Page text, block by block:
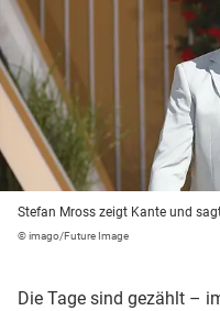
Stefan Mross zeigt Kante und
© imago/Future Image
Die Tage sind gezählt –